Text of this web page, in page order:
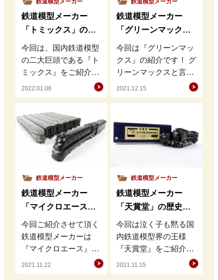
鉄道模型メーカー
「トミックス」の歴
史・特徴・魅力を徹
底解説
今回は、国内鉄道模型
の二大巨頭である『ト
ミックス』をご紹介さ
せて頂きます。 鉄道模
型業界でKATOと張り
が、どの…
2022.01.06
鉄道模型メーカー
「グリーンマック
ス」の歴史・特徴・
魅力を徹底解説
今回は『グリーンマッ
クス』の紹介です！ グ
リーンマックスと言え
ば大手鉄道模型メーカ
ーが取り上げないよう
車両を販…
2021.12.15
鉄道模型メーカー
鉄道模型メーカー
「マイクロエース」
の歴史・特徴・魅力
を徹底解説
今回ご紹介させて頂く
鉄道模型メーカーは
『マイクロエース』で
す！ マイクロエースと
言えば私鉄車両を積極
2021.11.22
鉄道模型メーカー
鉄道模型メーカー
「天賞堂」の歴史・
特徴・魅力を徹底解
説
今回は泣く子も黙る国
内鉄道模型界の王様
『天賞堂』をご紹介さ
せて頂きます。 天賞堂
の重厚感のある黒光り
2021.11.15